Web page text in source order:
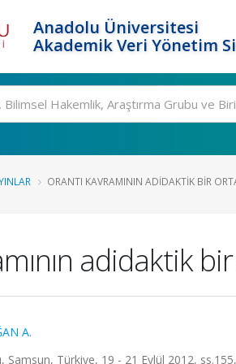
Anadolu Üniversitesi
Akademik Veri Yönetim
ORANTI KAVRAMININ ADIDAKTIK BIR
adidaktik
A.
Türkiye, 19 - 21 Eylül 2012,